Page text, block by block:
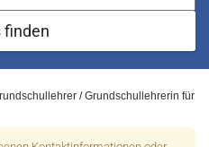
finden
/ Grundschullehrerin für